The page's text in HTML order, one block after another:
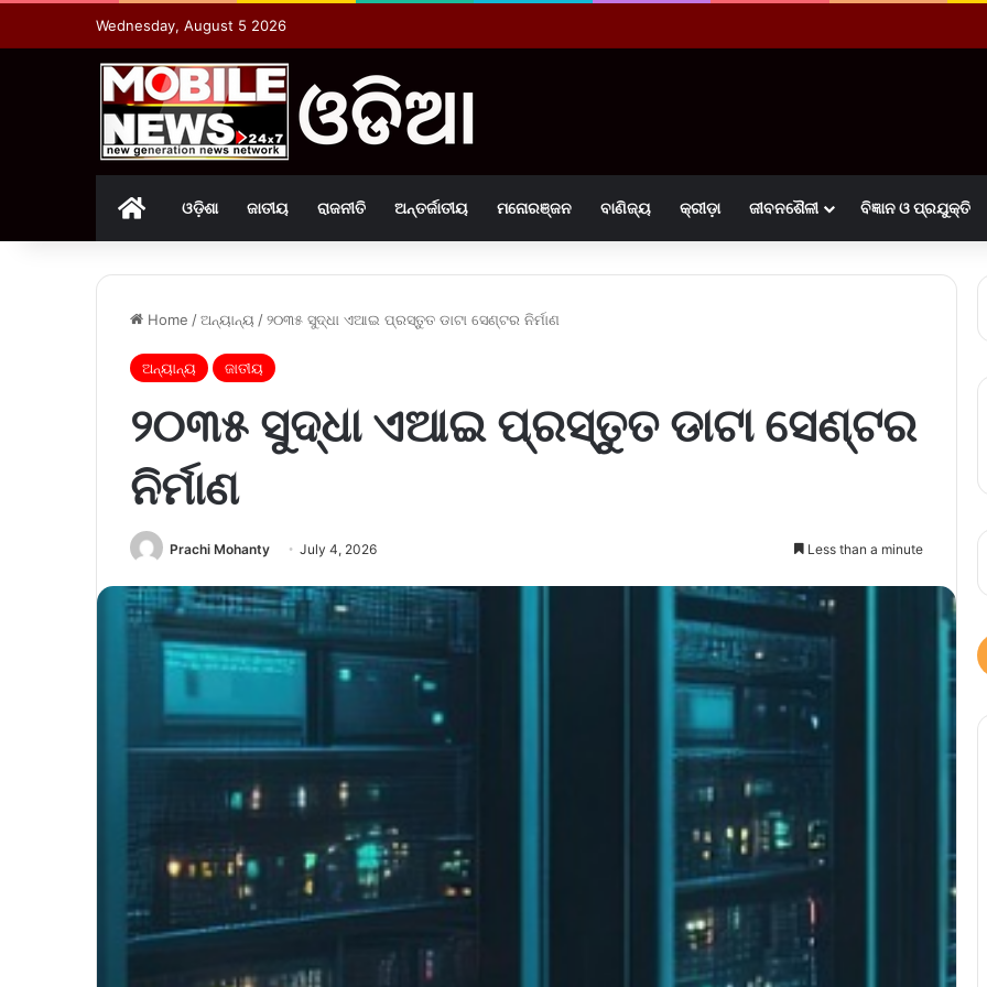
Wednesday, August 5 2026
Homeଓଡ଼ିଶା ଜାତୀୟ ରାଜନୀତି ଅନ୍ତର୍ଜାତୀୟ ମନୋରଞ୍ଜନ ବାଣିଜ୍ୟ କ୍ରୀଡ଼ା ଜୀବନଶୈଳୀ ବିଜ୍ଞାନ ଓ ପ୍ରଯୁକ୍ତି
Home /ଅନ୍ୟାନ୍ୟ /୨୦୩୫ ସୁଦ୍ଧା ଏଆଇ ପ୍ରସ୍ତୁତ ଡାଟା ସେଣ୍ଟର ନିର୍ମାଣ
ଅନ୍ୟାନ୍ୟ ଜାତୀୟ
୨୦୩୫ ସୁଦ୍ଧା ଏଆଇ ପ୍ରସ୍ତୁତ ଡାଟା ସେଣ୍ଟର
ନିର୍ମାଣ
Prachi Mohanty July 4, 2026 Less than a minute